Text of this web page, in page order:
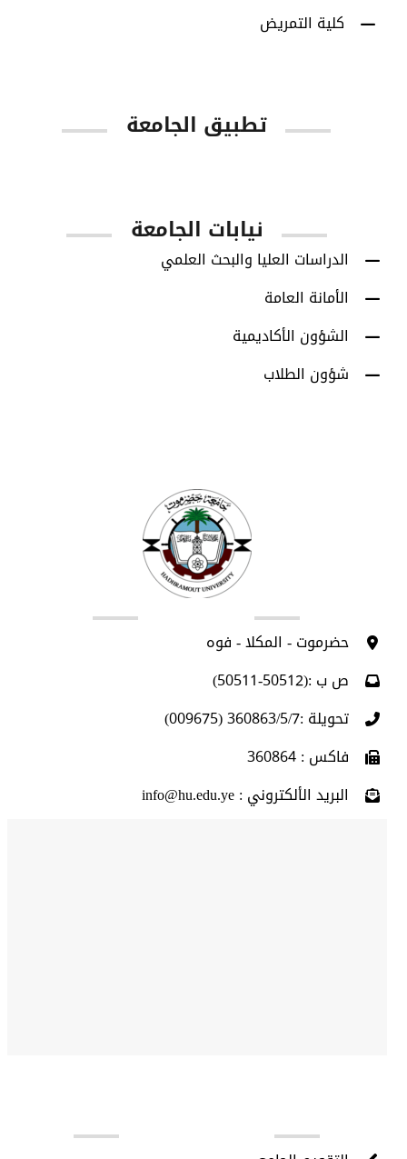
كلية التمريض
تطبيق الجامعة
نيابات الجامعة
الدراسات العليا والبحث العلمي
الأمانة العامة
الشؤون الأكاديمية
شؤون الطلاب
حضرموت - المكلا - فوه
ص ب :(50512-50511)
تحويلة :360863/5/7 (009675)
فاكس : 360864
البريد الألكتروني : info@hu.edu.ye